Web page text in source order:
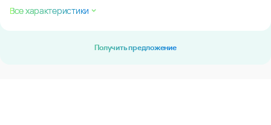
Все характеристики
Получить предложение